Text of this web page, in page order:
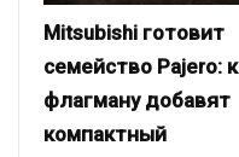
Mitsubishi готовит
семейство Pajero: к
флагману добавят
компактный